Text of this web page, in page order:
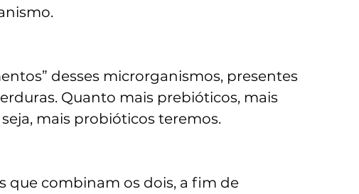
desses microrganismos, presentes
Quanto mais prebióticos, mais
mais probióticos teremos.
que combinam os dois, a fim de